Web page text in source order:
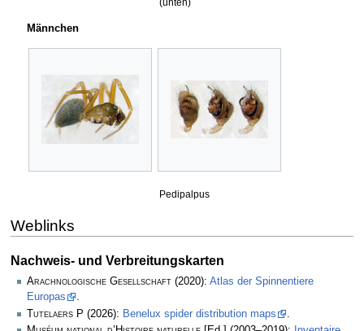
Männchen
Pedipalpus
Weblinks
Nachweis- und Verbreitungskarten
Arachnologische Gesellschaft (2020): Atlas der Spinnentiere
Europas
.
Tutelaers P (2026): Benelux spider distribution maps